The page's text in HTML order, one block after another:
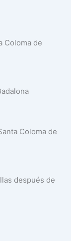
Coloma de
Coloma de
después de